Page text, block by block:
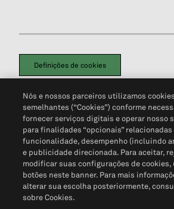
Definições de cookies
Política de PrivacidadePortal de privacidade do
Não Venda Minhas Informações Pessoais©
Nós e nossos parceiros utilizamos
semelhantes (“Cookies”) conforme
fornecer serviços digitais e operar nosso
para finalidades “opcionais” relacionadas
funcionalidade, desempenho (incluindo
e publicidade direcionada. Para aceitar,
modificar suas configurações de cookies,
botões neste banner. Para mais
alterar sua escolha posteriormente,
sobre Cookies.